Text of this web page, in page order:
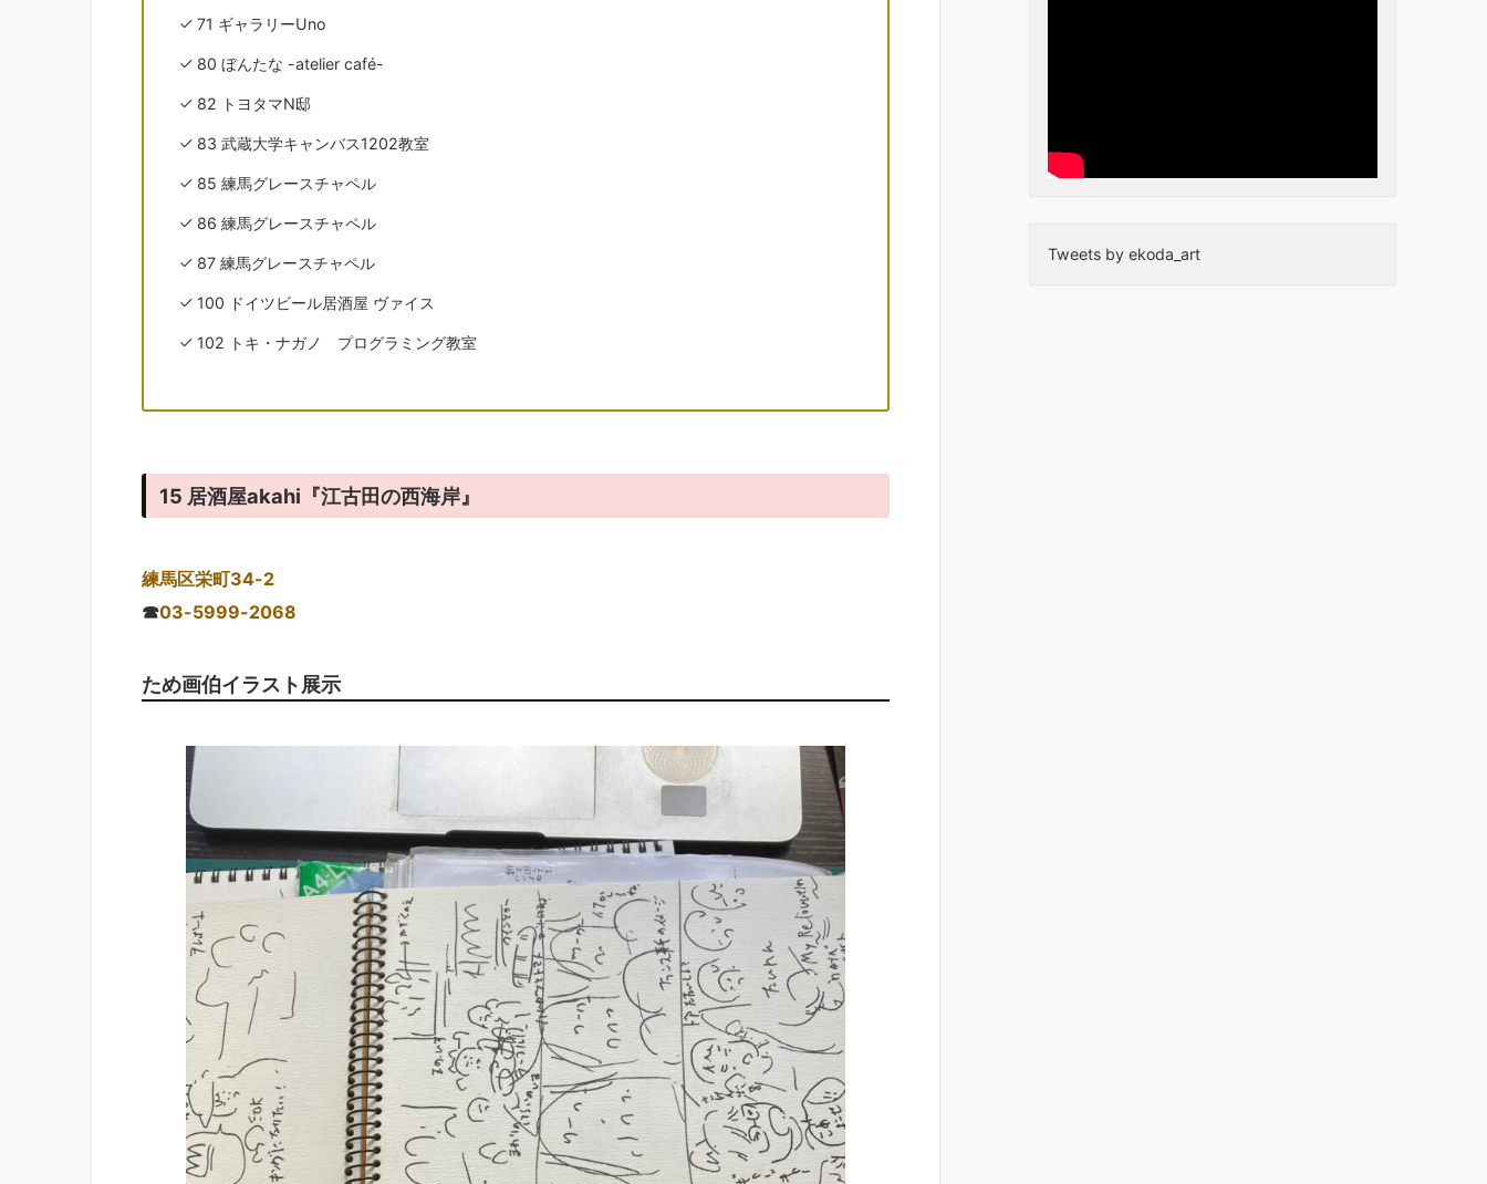
71 ギャラリーUno
80 ぼんたな -atelier café-
82 トヨタマN邸
83 武蔵大学キャンバス1202教室
85 練馬グレースチャペル
86 練馬グレースチャペル
87 練馬グレースチャペル
100 ドイツビール居酒屋 ヴァイス
102 トキ・ナガノ プログラミング教室
15 居酒屋akahi『江古田の西海岸』
練馬区栄町34-2
☎03-5999-2068
ため画伯イラスト展示
Tweets by ekoda_art